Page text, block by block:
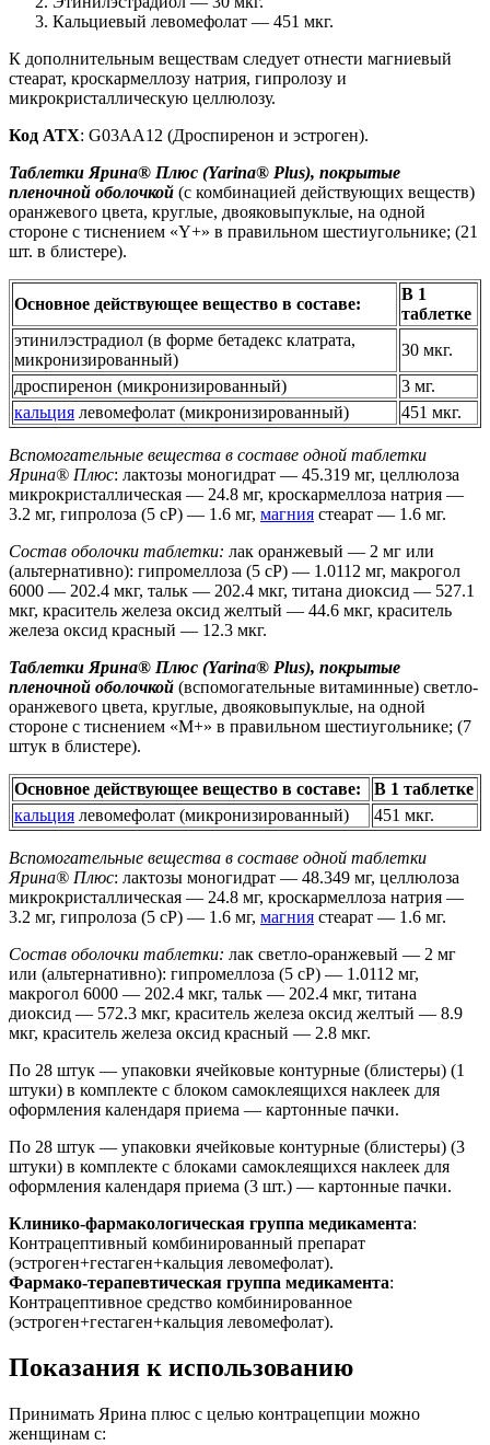
Кальциевый левомефолат — 451 мкг.
К дополнительным веществам следует отнести магниевый
стеарат, кроскармеллозу натрия, гипролозу и
микрокристаллическую целлюлозу.
Код ATX: G03AA12 (Дроспиренон и эстроген).
Таблетки Ярина® Плюс (Yarina® Plus), покрытые
пленочной оболочкой (с комбинацией действующих веществ)
оранжевого цвета, круглые, двояковыпуклые, на одной
стороне с тиснением «Y+» в правильном шестиугольнике; (21
шт. в блистере).
Основное действующее вещество в составе:
В 1
таблетке
этинилэстрадиол (в форме бетадекс клатрата,
микронизированный)
30 мкг.
дроспиренон (микронизированный)
3 мг.
кальция левомефолат (микронизированный) 451 мкг.
Вспомогательные вещества в составе одной таблетки
Ярина® Плюс: лактозы моногидрат — 45.319 мг, целлюлоза
микрокристаллическая — 24.8 мг, кроскармеллоза натрия —
3.2 мг, гипролоза (5 cP) — 1.6 мг, магния стеарат — 1.6 мг.
Состав оболочки таблетки: лак оранжевый — 2 мг или
(альтернативно): гипромеллоза (5 cP) — 1.0112 мг, макрогол
6000 — 202.4 мкг, тальк — 202.4 мкг, титана диоксид — 527.1
мкг, краситель железа оксид желтый — 44.6 мкг, краситель
железа оксид красный — 12.3 мкг.
Таблетки Ярина® Плюс (Yarina® Plus), покрытые
пленочной оболочкой (вспомогательные витаминные) светло-
оранжевого цвета, круглые, двояковыпуклые, на одной
стороне с тиснением «M+» в правильном шестиугольнике; (7
штук в блистере).
Основное действующее вещество в составе:
В 1 таблетке
кальция левомефолат (микронизированный) 451 мкг.
Вспомогательные вещества в составе одной таблетки
Ярина® Плюс: лактозы моногидрат — 48.349 мг, целлюлоза
микрокристаллическая — 24.8 мг, кроскармеллоза натрия —
3.2 мг, гипролоза (5 cP) — 1.6 мг, магния стеарат — 1.6 мг.
Состав оболочки таблетки: лак светло-оранжевый — 2 мг
или (альтернативно): гипромеллоза (5 cP) — 1.0112 мг,
макрогол 6000 — 202.4 мкг, тальк — 202.4 мкг, титана
диоксид — 572.3 мкг, краситель железа оксид желтый — 8.9
мкг, краситель железа оксид красный — 2.8 мкг.
По 28 штук — упаковки ячейковые контурные (блистеры) (1
штуки) в комплекте с блоком самоклеящихся наклеек для
оформления календаря приема — картонные пачки.
По 28 штук — упаковки ячейковые контурные (блистеры) (3
штуки) в комплекте с блоками самоклеящихся наклеек для
оформления календаря приема (3 шт.) — картонные пачки.
Клинико-фармакологическая группа медикамента:
Контрацептивный комбинированный препарат
(эстроген+гестаген+кальция левомефолат).
Фармако-терапевтическая группа медикамента:
Контрацептивное средство комбинированное
(эстроген+гестаген+кальция левомефолат).
Показания к использованию
Принимать Ярина плюс с целью контрацепции можно
женщинам с: